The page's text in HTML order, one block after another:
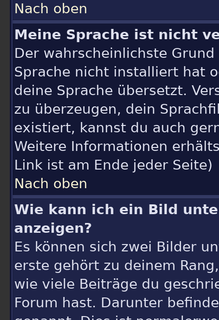
Nach oben
Meine Sprache ist nicht
Der wahrscheinlichste
Sprache nicht installiert hat
deine Sprache übersetzt.
zu überzeugen, dein
existiert, kannst du auch
Weitere Informationen
Link ist am Ende jeder Seite)
Nach oben
Wie kann ich ein Bild
anzeigen?
Es können sich zwei Bilder
erste gehört zu deinem
wie viele Beiträge du
Forum hast. Darunter